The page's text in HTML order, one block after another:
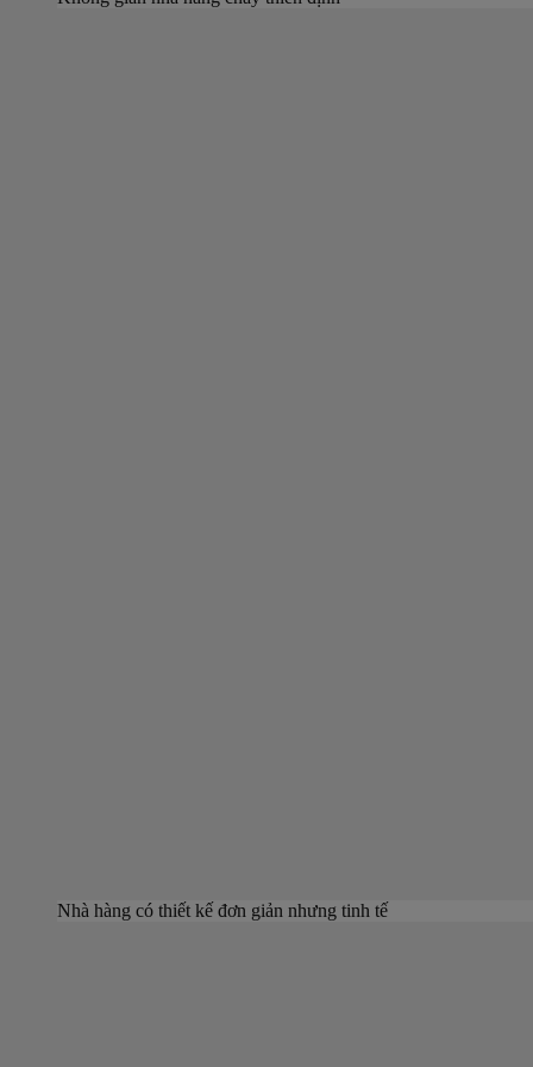
Nhà hàng có thiết kế đơn giản nhưng tinh tế